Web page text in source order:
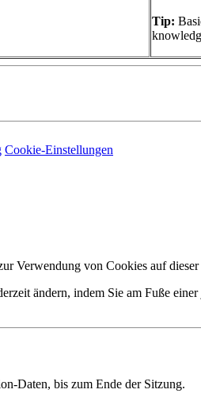
Tip:
Cookie-Einstellungen
Verwendung von Cookies auf dieser
ändern, indem Sie am Fuße
Daten, bis zum Ende der Sitzung.